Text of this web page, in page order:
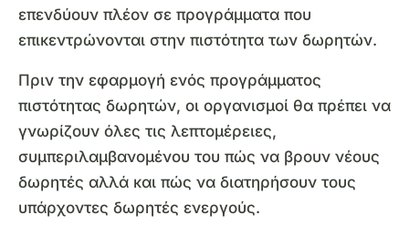
επενδύουν πλέον σε προγράμματα που
επικεντρώνονται στην πιστότητα των δωρητών.
Πριν την εφαρμογή ενός προγράμματος
πιστότητας δωρητών, οι οργανισμοί θα πρέπει να
γνωρίζουν όλες τις λεπτομέρειες,
συμπεριλαμβανομένου του πώς να βρουν νέους
δωρητές αλλά και πώς να διατηρήσουν τους
υπάρχοντες δωρητές ενεργούς.